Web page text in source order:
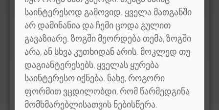
საინტერესოდ გამოვიდ. ყველა მათგანში
არ დამინანია და ჩემი ცოდა გულით
გავაზიარე. ზოგში მეორდება თემა, ზოგში
არა, ან სხვა კუთხიდან არის. მოკლედ თუ
დაგიანტერესებს, ყველას ყურება
საინტერესო იქნება. ნახე, როგორი
ფორმით ვცდილობდი, რომ წარმედგინა
მომხმარებლისათვის ნებისწერა.